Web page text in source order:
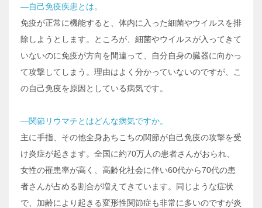
―自己免疫疾患とは。
免疫が正常に機能すると、体内に入った細菌やウイルスを排
除しようとします。ところが、細菌やウイルスが入ってきて
いないのに免疫が方向を間違って、自分自身の臓器に向かっ
て攻撃してしまう。理由はよく分かっていないのですが、こ
の自己免疫を原因としている病気です。
―関節リウマチとはどんな病気ですか。
主に手指、その他全身あちこちの関節が自己免疫の攻撃を受
け炎症が起きます。全国に約70万人の患者さんがおられ、
女性の罹患率が高く、高齢化社会に伴い60代から70代の患
者さんが占める割合が増えてきています。同じような症状
で、加齢により起きる変形性関節症も非常に多いのですが炎